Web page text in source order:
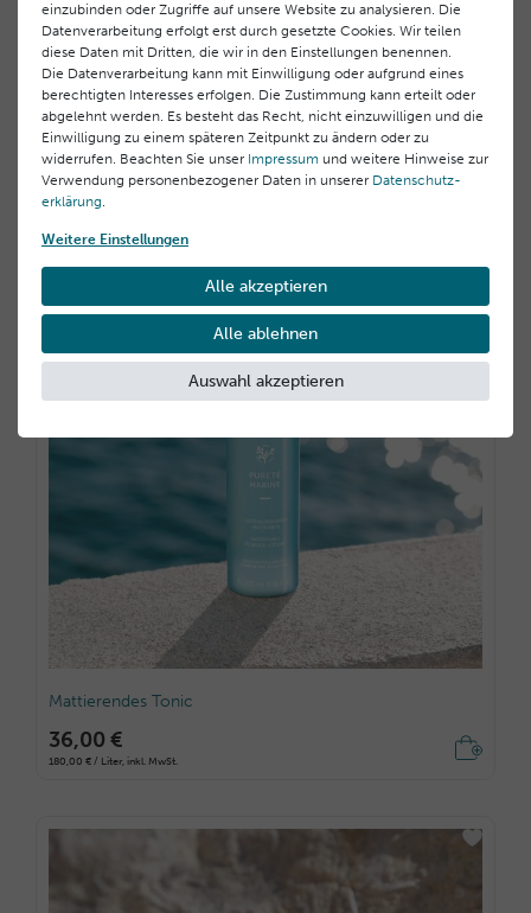
Mattierendes Fluid
42,00 €
1.050,00 € / Liter, inkl. MwSt.
Mattierendes Tonic
36,00 €
180,00 € / Liter, inkl. MwSt.
einzubinden oder Zugriffe auf unsere Website zu analysieren. Die
Datenverarbeitung erfolgt erst durch gesetzte Cookies. Wir teilen
diese Daten mit Dritten, die wir in den Einstellungen benennen.
Die Datenverarbeitung kann mit Einwilligung oder aufgrund eines
berechtigten Interesses erfolgen. Die Zustimmung kann erteilt oder
abgelehnt werden. Es besteht das Recht, nicht einzuwilligen und die
Einwilligung zu einem späteren Zeitpunkt zu ändern oder zu
widerrufen. Beachten Sie unser Impressum und weitere Hinweise zur
Verwendung personenbezogener Daten in unserer Daten­schutz­
erklärung.
Weitere Einstellungen
Alle akzeptieren
Alle ablehnen
Auswahl akzeptieren